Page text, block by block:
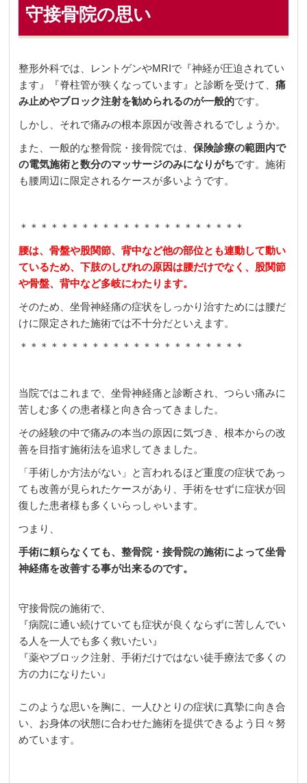
守接骨院の思い
整形外科では、レントゲンやMRIで『神経が圧迫されてい
ます』『脊柱管が狭くなっています』と診断を受けて、痛
み止めやブロック注射を勧められるのが一般的です。
しかし、それで痛みの根本原因が改善されるでしょうか。
また、一般的な整骨院・接骨院では、保険診療の範囲内で
の電気施術と数分のマッサージのみになりがちです。施術
も腰周辺に限定されるケースが多いようです。
＊＊＊＊＊＊＊＊＊＊＊＊＊＊＊＊＊＊＊＊＊＊
腰は、骨盤や股関節、背中など他の部位とも連動して動い
ているため、下肢のしびれの原因は腰だけでなく、股関節
や骨盤、背中など多岐にわたります。
そのため、坐骨神経痛の症状をしっかり治すためには腰だ
けに限定された施術では不十分だといえます。
＊＊＊＊＊＊＊＊＊＊＊＊＊＊＊＊＊＊＊＊＊＊
当院ではこれまで、坐骨神経痛と診断され、つらい痛みに
苦しむ多くの患者様と向き合ってきました。
その経験の中で痛みの本当の原因に気づき、根本からの改
善を目指す施術法を追求してきました。
「手術しか方法がない」と言われるほど重度の症状であっ
ても改善が見られたケースがあり、手術をせずに症状が回
復した患者様も多くいらっしゃいます。
つまり、
手術に頼らなくても、整骨院・接骨院の施術によって坐骨
神経痛を改善する事が出来るのです。
守接骨院の施術で、
『病院に通い続けていても症状が良くならずに苦しんでい
る人を一人でも多く救いたい』
『薬やブロック注射、手術だけではない徒手療法で多くの
方の力になりたい』
このような思いを胸に、一人ひとりの症状に真摯に向き合
い、お身体の状態に合わせた施術を提供できるよう日々努
めています。